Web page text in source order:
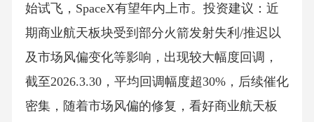
始试飞，SpaceX有望年内上市。投资建议：近
期商业航天板块受到部分火箭发射失利/推迟以
及市场风偏变化等影响，出现较大幅度回调，
截至2026.3.30，平均回调幅度超30%，后续催化
密集，随着市场风偏的修复，看好商业航天板